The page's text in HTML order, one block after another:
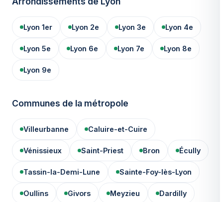
Lyon 1er Lyon 2e Lyon 3e Lyon 4e
Lyon 5e Lyon 6e Lyon 7e Lyon 8e
Lyon 9e
Communes de la métropole
Villeurbanne Caluire-et-Cuire
Vénissieux Saint-Priest Bron Écully
Tassin-la-Demi-Lune Sainte-Foy-lès-Lyon
Oullins Givors Meyzieu Dardilly